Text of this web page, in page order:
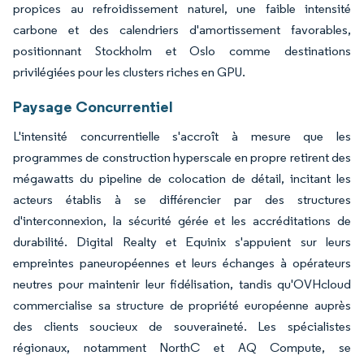
propices au refroidissement naturel, une faible intensité
carbone et des calendriers d'amortissement favorables,
positionnant Stockholm et Oslo comme destinations
privilégiées pour les clusters riches en GPU.
Paysage Concurrentiel
L'intensité concurrentielle s'accroît à mesure que les
programmes de construction hyperscale en propre retirent des
mégawatts du pipeline de colocation de détail, incitant les
acteurs établis à se différencier par des structures
d'interconnexion, la sécurité gérée et les accréditations de
durabilité. Digital Realty et Equinix s'appuient sur leurs
empreintes paneuropéennes et leurs échanges à opérateurs
neutres pour maintenir leur fidélisation, tandis qu'OVHcloud
commercialise sa structure de propriété européenne auprès
des clients soucieux de souveraineté. Les spécialistes
régionaux, notamment NorthC et AQ Compute, se